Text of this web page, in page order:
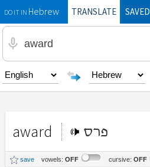
DO IT INHebrewTRANSLATE SAVED
award פרס
save vowels: OFF cursive: OFF